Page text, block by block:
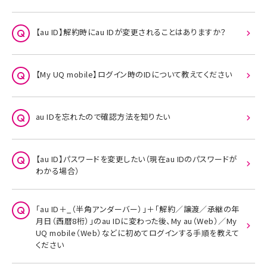
【au ID】解約時にau IDが変更されることはありますか？
【My UQ mobile】ログイン時のIDについて教えてください
au IDを忘れたので確認方法を知りたい
【au ID】パスワードを変更したい（現在au IDのパスワードが
わかる場合）
「au ID＋_（半角アンダーバー）」＋「解約／譲渡／承継の年
月日（西暦8桁）」のau IDに変わった後、My au（Web）／My
UQ mobile（Web）などに初めてログインする手順を教えて
ください